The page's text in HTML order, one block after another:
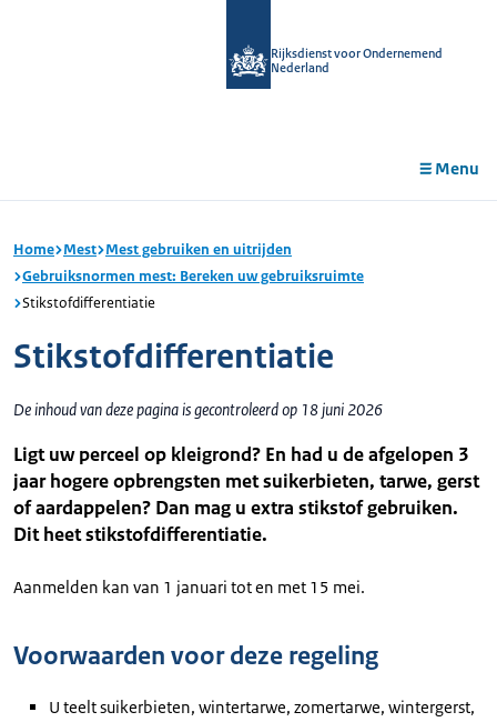
Rijksdienst voor Ondernemend
Nederland
Menu
Home Mest Mest gebruiken en uitrijden
Gebruiksnormen mest: Bereken uw gebruiksruimte
Stikstofdifferentiatie
Stikstofdifferentiatie
De inhoud van deze pagina is gecontroleerd op 18 juni 2026
Ligt uw perceel op kleigrond? En had u de afgelopen 3
jaar hogere opbrengsten met suikerbieten, tarwe, gerst
of aardappelen? Dan mag u extra stikstof gebruiken.
Dit heet stikstofdifferentiatie.
Aanmelden kan van 1 januari tot en met 15 mei.
Voorwaarden voor deze regeling
U teelt suikerbieten, wintertarwe, zomertarwe, wintergerst,